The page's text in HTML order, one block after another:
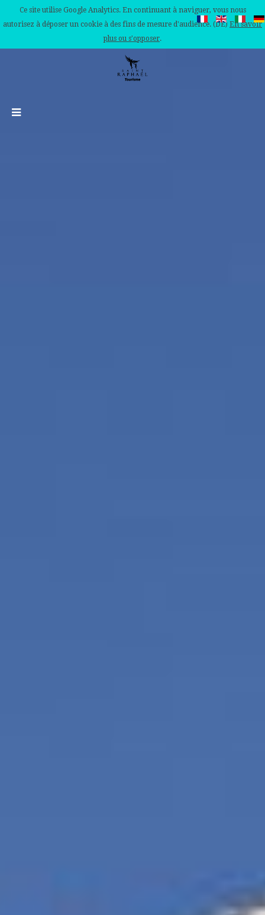
Ce site utilise Google Analytics. En continuant à naviguer, vous nous
autorisez à déposer un cookie à des fins de mesure d'audience. (DE) En savoir
plus ou s'opposer.